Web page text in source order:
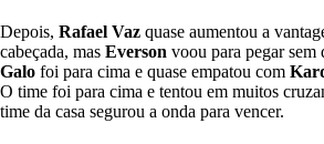
Depois, Rafael Vaz quase aumentou a
cabeçada, mas Everson voou para pegar sem
Galo foi para cima e quase empatou com
O time foi para cima e tentou em muitos
time da casa segurou a onda para vencer.